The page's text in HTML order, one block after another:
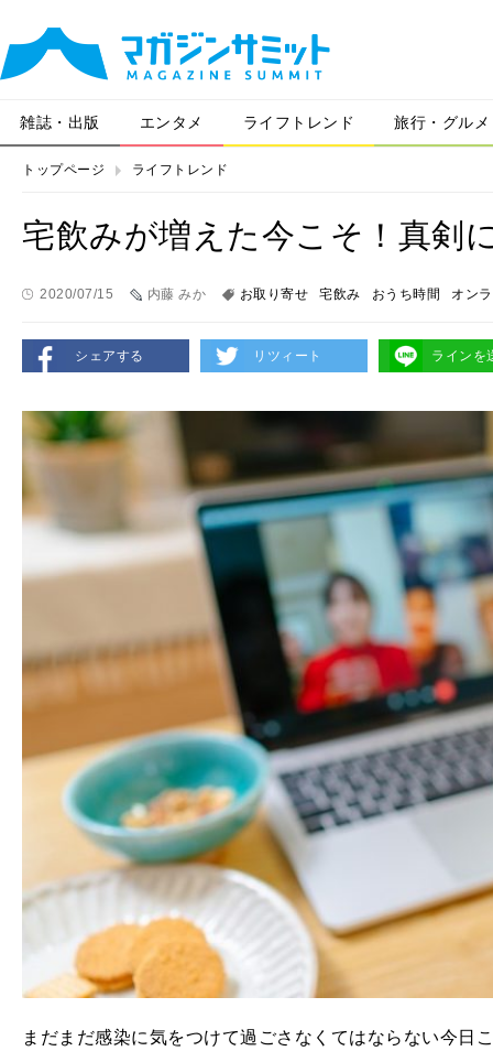
雑誌・出版 エンタメ ライフトレンド 旅行・グルメ
トップページ ライフトレンド
宅飲みが増えた今こそ！真剣
2020/07/15 内藤 みか お取り寄せ 宅飲み おうち時間 オン
シェアする リツィート ラインを
まだまだ感染に気をつけて過ごさなくてはならない今日